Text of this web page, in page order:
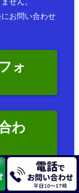
せん。
お問い合わせ
ォ
わ
わ